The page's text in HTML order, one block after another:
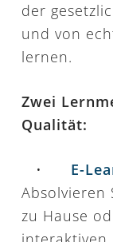
der
und von
lernen.
Zwei
Qualität:
• E-
Absolvieren
zu Hause